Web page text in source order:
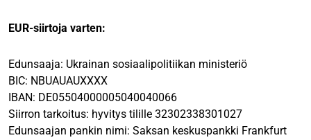
EUR-siirtoja varten:
Edunsaaja: Ukrainan sosiaalipolitiikan ministeriö
BIC: NBUAUAUXXXX
IBAN: DE05504000005040040066
Siirron tarkoitus: hyvitys tilille 32302338301027
Edunsaajan pankin nimi: Saksan keskuspankki Frankfurt